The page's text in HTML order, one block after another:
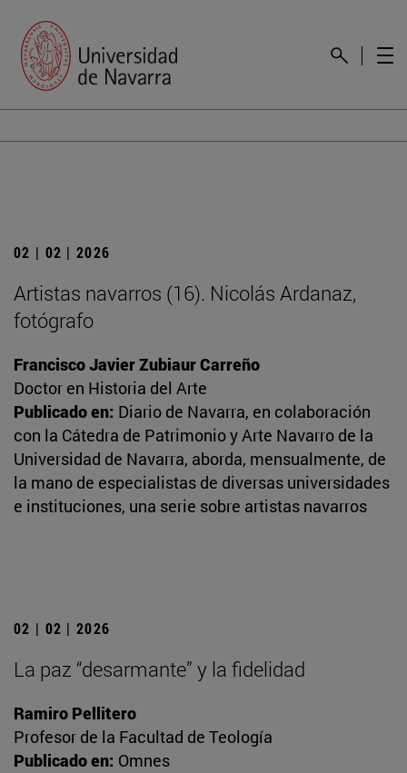
02 | 02 | 2026
Artistas navarros (16). Nicolás Ardanaz,
fotógrafo
Francisco Javier Zubiaur Carreño
Doctor en Historia del Arte
Publicado en: Diario de Navarra, en colaboración
con la Cátedra de Patrimonio y Arte Navarro de la
Universidad de Navarra, aborda, mensualmente, de
la mano de especialistas de diversas universidades
e instituciones, una serie sobre artistas navarros
02 | 02 | 2026
La paz “desarmante” y la fidelidad
Ramiro Pellitero
Profesor de la Facultad de Teología
Publicado en: Omnes